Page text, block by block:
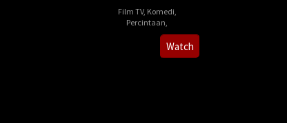
Film TV, Komedi,
Percintaan,
2025-
Stefan
Brogren
Watch